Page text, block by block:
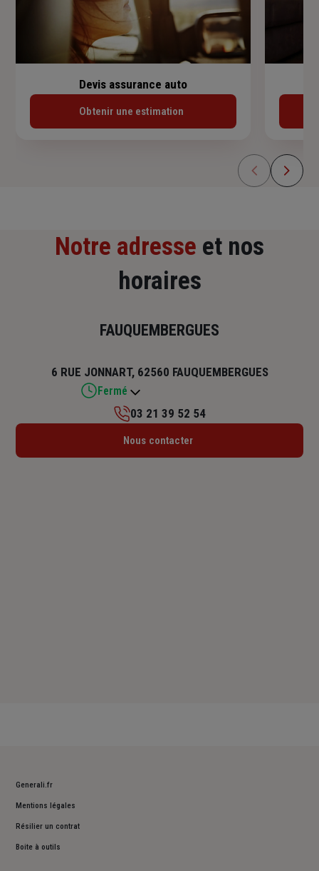
Devis assurance auto
Obtenir une estimation
Notre adresse et nos
horaires
FAUQUEMBERGUES
6 RUE JONNART, 62560 FAUQUEMBERGUES
Fermé
Lundi : 09h – 12h / 14h – 18h
03 21 39 52 54
Nous contacter
Generali.fr
Mentions légales
Résilier un contrat
Boite à outils